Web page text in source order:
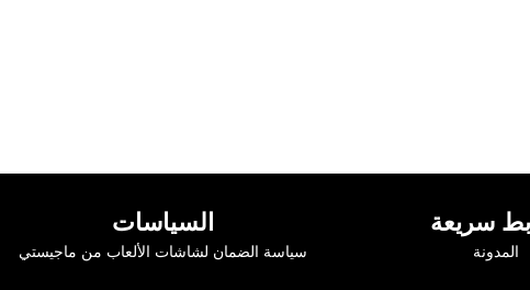
سريعة
المدونة
السياسات
سياسة الضمان لشاشات الألعاب من ماجيستي